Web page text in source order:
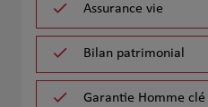
Assurance vie
Bilan patrimonial
Garantie Homme clé